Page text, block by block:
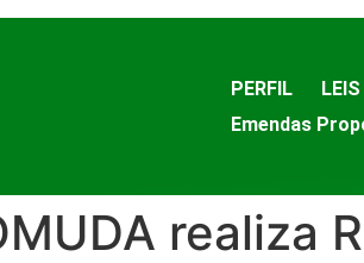
PERFIL
Emendas
realiza